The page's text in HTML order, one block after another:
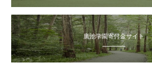
廣池学園寄付金サイト